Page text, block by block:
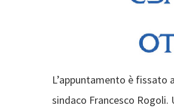
L’appuntamento è fissato
sindaco Francesco